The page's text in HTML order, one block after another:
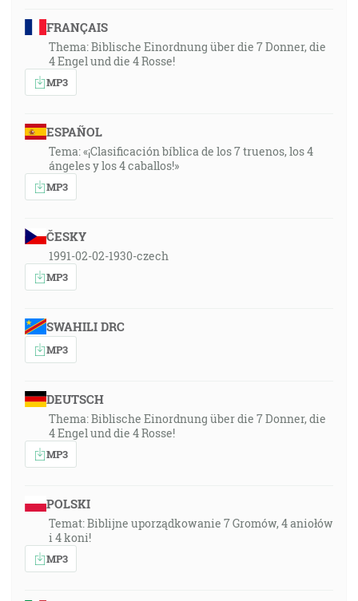
FRANÇAIS
Thema: Biblische Einordnung über die 7 Donner, die
4 Engel und die 4 Rosse!
MP3
ESPAÑOL
Tema: «¡Clasificación bíblica de los 7 truenos, los 4
ángeles y los 4 caballos!»
MP3
ČESKY
1991-02-02-1930-czech
MP3
SWAHILI DRC
MP3
DEUTSCH
Thema: Biblische Einordnung über die 7 Donner, die
4 Engel und die 4 Rosse!
MP3
POLSKI
Temat: Biblijne uporządkowanie 7 Gromów, 4 aniołów
i 4 koni!
MP3